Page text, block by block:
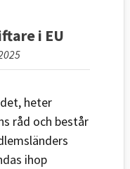
i EU
heter
råd och består
ihop